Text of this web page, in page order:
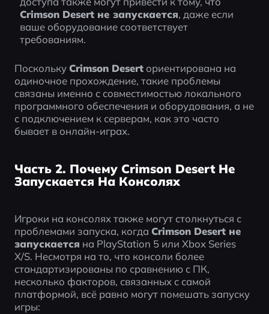
Crimson Desert не запускается, даже если
ваше оборудование соответствует
требованиям.
Поскольку Crimson Desert ориентирована на
одиночное прохождение, такие проблемы
связаны именно с совместимостью локального
программного обеспечения и оборудования, а не
с подключением к серверам, как это часто
бывает в онлайн-играх.
Часть 2. Почему Crimson Desert Не
Запускается На Консолях
Игроки на консолях также могут столкнуться с
проблемами запуска, когда Crimson Desert не
запускается на PlayStation 5 или Xbox Series
X/S. Несмотря на то, что консоли более
стандартизированы по сравнению с ПК,
несколько факторов, связанных с самой
платформой, всё равно могут помешать запуску
игры: